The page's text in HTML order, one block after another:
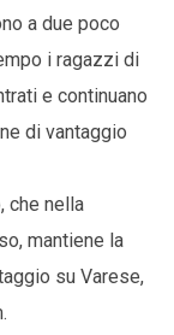
a due poco
i ragazzi di
e continuano
di vantaggio
che nella
mantiene la
su Varese,